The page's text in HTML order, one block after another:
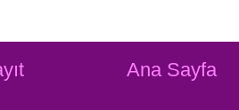
Ana Sayfa